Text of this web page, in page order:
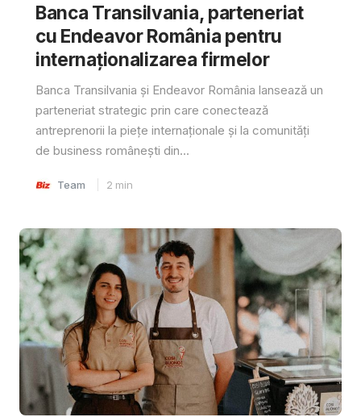
Banca Transilvania, parteneriat
cu Endeavor România pentru
internaționalizarea firmelor
Banca Transilvania și Endeavor România lansează un
parteneriat strategic prin care conectează
antreprenorii la piețe internaționale și la comunități
de business românești din...
Team 2 min